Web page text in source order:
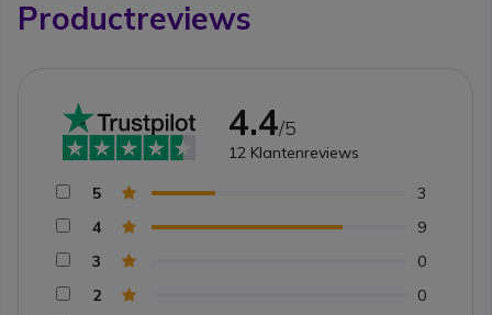
Productreviews
4.4/5
12 Klantenreviews
5
3
4
9
3
0
2
0